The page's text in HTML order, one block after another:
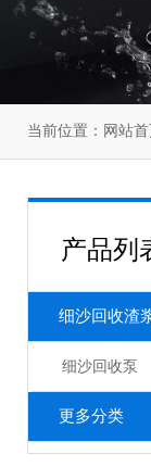
当前位置： 网站首
产品列
细沙回收渣
细沙回收泵
更多分类